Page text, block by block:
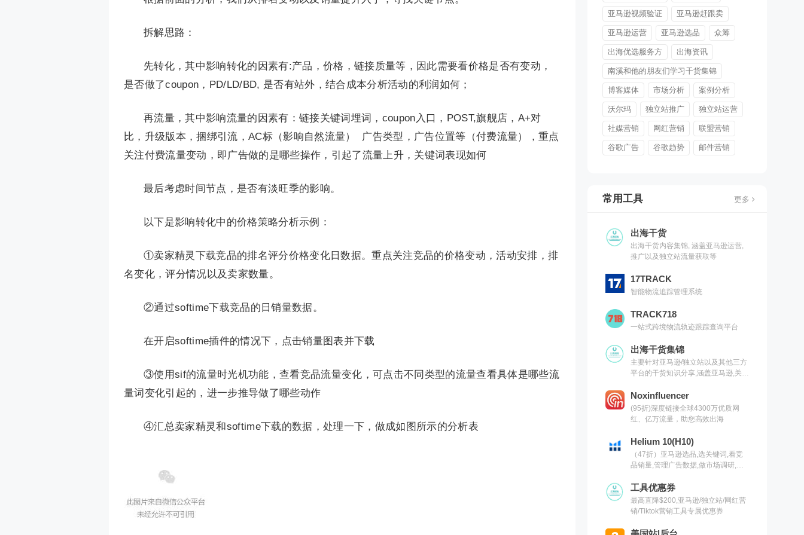
拆解思路：
先转化，其中影响转化的因素有:产品，价格，链接质量等，因此需要看价格是否有变动，
是否做了coupon，PD/LD/BD, 是否有站外，结合成本分析活动的利润如何；
再流量，其中影响流量的因素有：链接关键词埋词，coupon入口，POST,旗舰店，A+对
比，升级版本，捆绑引流，AC标（影响自然流量） 广告类型，广告位置等（付费流量），重点
关注付费流量变动，即广告做的是哪些操作，引起了流量上升，关键词表现如何
最后考虑时间节点，是否有淡旺季的影响。
以下是影响转化中的价格策略分析示例：
①卖家精灵下载竞品的排名评分价格变化日数据。重点关注竞品的价格变动，活动安排，排
名变化，评分情况以及卖家数量。
②通过softime下载竞品的日销量数据。
在开启softime插件的情况下，点击销量图表并下载
③使用sif的流量时光机功能，查看竞品流量变化，可点击不同类型的流量查看具体是哪些流
量词变化引起的，进一步推导做了哪些动作
④汇总卖家精灵和softime下载的数据，处理一下，做成如图所示的分析表
亚马逊视频验证 亚马逊赶跟卖
亚马逊运营 亚马逊选品 众筹
出海优选服务方 出海资讯
南溪和他的朋友们学习干货集锦
博客媒体 市场分析 案例分析
沃尔玛 独立站推广 独立站运营
社媒营销 网红营销 联盟营销
谷歌广告 谷歌趋势 邮件营销
常用工具 更多
出海干货
出海干货内容集锦, 涵盖亚马逊运营,
推广以及独立站流量获取等
17TRACK
智能物流追踪管理系统
TRACK718
一站式跨境物流轨迹跟踪查询平台
出海干货集锦
主要针对亚马逊/独立站以及其他三方
平台的干货知识分享,涵盖亚马逊,关键
具以及出海干货集锦,欢迎关注
Noxinfluencer
(95折)深度链接全球4300万优质网
红、亿万流量，助您高效出海
Helium 10(H10)
（47折）亚马逊选品,选关键词,看竞
品销量,管理广告数据,做市场调研,有
工具优惠券
最高直降$200,亚马逊/独立站/网红营
销/Tiktok营销工具专属优惠券